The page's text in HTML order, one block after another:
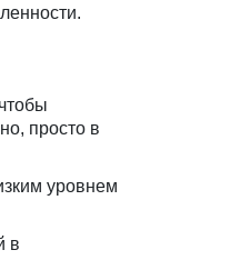
просто в
уровнем
в